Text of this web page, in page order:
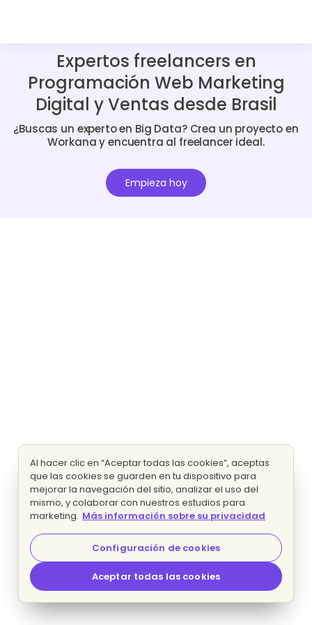
Expertos freelancers en
Programación Web Marketing
Digital y Ventas desde Brasil
¿Buscas un experto en Big Data? Crea un proyecto en
Workana y encuentra al freelancer ideal.
Empieza hoy
Al hacer clic en “Aceptar todas las cookies”, aceptas
que las cookies se guarden en tu dispositivo para
mejorar la navegación del sitio, analizar el uso del
mismo, y colaborar con nuestros estudios para
marketing. Más información sobre su privacidad
Configuración de cookies
Aceptar todas las cookies